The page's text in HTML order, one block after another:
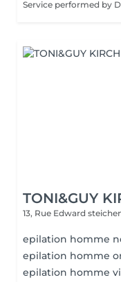
TONI&GUY
13, Rue Edward
epilation homme
epilation homme
epilation homme